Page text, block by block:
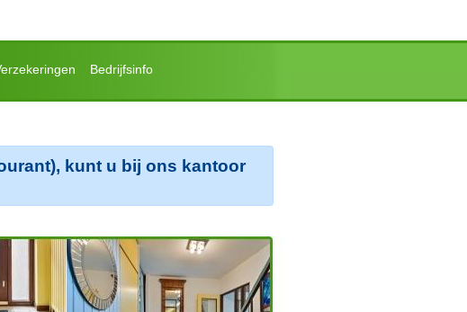
Bedrijfsinfo
kunt u bij ons kantoor